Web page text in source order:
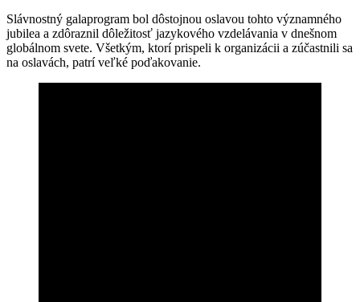
Slávnostný galaprogram bol dôstojnou oslavou tohto významného
jubilea a zdôraznil dôležitosť jazykového vzdelávania v dnešnom
globálnom svete. Všetkým, ktorí prispeli k organizácii a zúčastnili sa
na oslavách, patrí veľké poďakovanie.